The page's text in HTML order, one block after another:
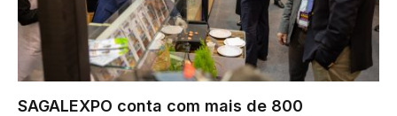
SAGALEXPO conta com mais de 800